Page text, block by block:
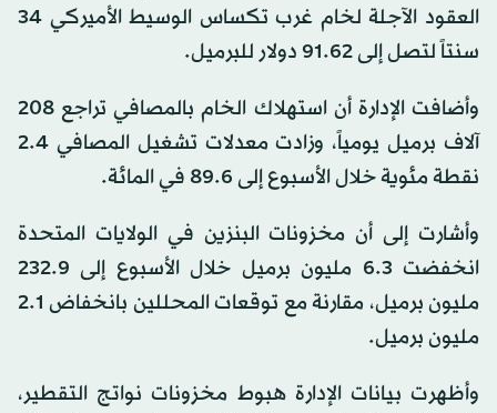
العقود الآجلة لخام غرب تكساس الوسيط الأميركي 34
سنتاً لتصل إلى 91.62 دولار للبرميل.
وأضافت الإدارة أن استهلاك الخام بالمصافي تراجع 208
آلاف برميل يومياً، وزادت معدلات تشغيل المصافي 2.4
نقطة مئوية خلال الأسبوع إلى 89.6 في المائة.
وأشارت إلى أن مخزونات البنزين في الولايات المتحدة
انخفضت 6.3 مليون برميل خلال الأسبوع إلى 232.9
مليون برميل، مقارنة مع توقعات المحللين بانخفاض 2.1
مليون برميل.
وأظهرت بيانات الإدارة هبوط مخزونات نواتج التقطير،